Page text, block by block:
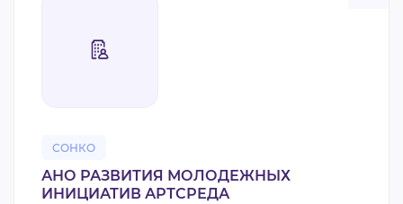
СОНКО
АНО РАЗВИТИЯ МОЛОДЕЖНЫХ
ИНИЦИАТИВ АРТСРЕДА